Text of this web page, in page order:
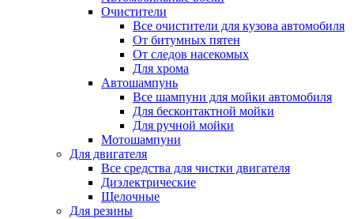
Очистители
Все очистители для кузова автомобиля
От битумных пятен
От следов насекомых
Для хрома
Автошампунь
Все шампуни для мойки автомобиля
Для бесконтактной мойки
Для ручной мойки
Мотошампуни
Для двигателя
Все средства для чистки двигателя
Диэлектрические
Щелочные
Для резины